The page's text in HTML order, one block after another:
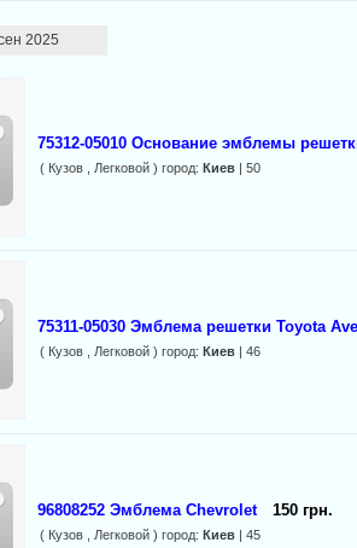
2025
75312-05010 Основание эмблемы
( Кузов , Легковой ) город: Киев| 50
75311-05030 Эмблема решетки Toyota
( Кузов , Легковой ) город: Киев| 46
96808252 Эмблема Chevrolet 150 грн.
( Кузов , Легковой ) город: Киев| 45